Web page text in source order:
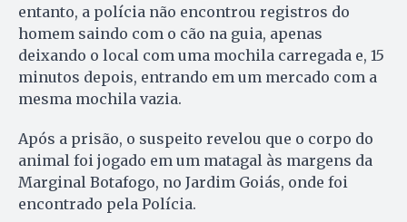
entanto, a polícia não encontrou registros do
homem saindo com o cão na guia, apenas
deixando o local com uma mochila carregada e, 15
minutos depois, entrando em um mercado com a
mesma mochila vazia.
Após a prisão, o suspeito revelou que o corpo do
animal foi jogado em um matagal às margens da
Marginal Botafogo, no Jardim Goiás, onde foi
encontrado pela Polícia.